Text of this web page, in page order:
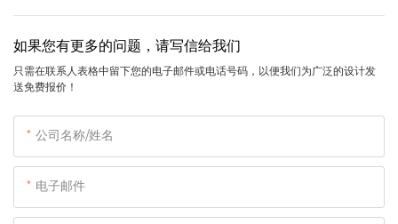
如果您有更多的问题，请写信给我们
只需在联系人表格中留下您的电子邮件或电话号码，以便我们为广泛的设计发
送免费报价！
公司名称/姓名
电子邮件